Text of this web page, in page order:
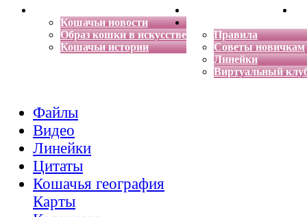
Кошачьи новости
Образ кошки в искусстве
Кошачьи истории
Энциклопедия кошек
Правила
Советы новичкам
Линейки
Виртуальный
Файлы
Видео
Линейки
Цитаты
Кошачья география
Карты